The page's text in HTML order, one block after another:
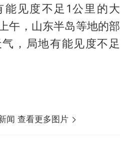
能见度不足1公里的大
午，山东半岛等地的部
，局地有能见度不足
闻 查看更多图片